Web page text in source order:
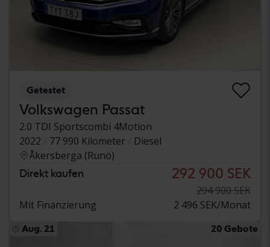
Getestet
Volkswagen Passat
2.0 TDI Sportscombi 4Motion
2022
77 990 Kilometer
Diesel
Åkersberga (Runö)
Direkt kaufen 292 900 SEK
294 900 SEK
Mit Finanzierung
2 496 SEK/Monat
Aug. 21 20 Gebote